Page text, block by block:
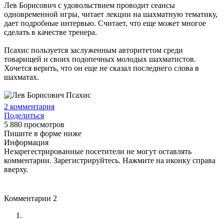
Лев Борисович с удовольствием проводит сеансы
одновременной игры, читает лекции на шахматную тематику,
дает подробные интервью. Считает, что еще может многое
сделать в качестве тренера.
Псахис пользуется заслуженным авторитетом среди
товарищей и своих подопечных молодых шахматистов.
Хочется верить, что он еще не сказал последнего слова в
шахматах.
2 комментария
Поделиться
5 880 просмотров
Пишите в форме ниже
Информация
Незарегестрированные посетители не могут оставлять
комментарии. Зарегистрируйтесь. Нажмите на иконку справа
вверху.
Комментарии 2